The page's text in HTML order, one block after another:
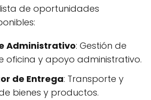
de oportunidades
Administrativo: Gestión de
oficina y apoyo administrativo.
de Entrega: Transporte y
bienes y productos.